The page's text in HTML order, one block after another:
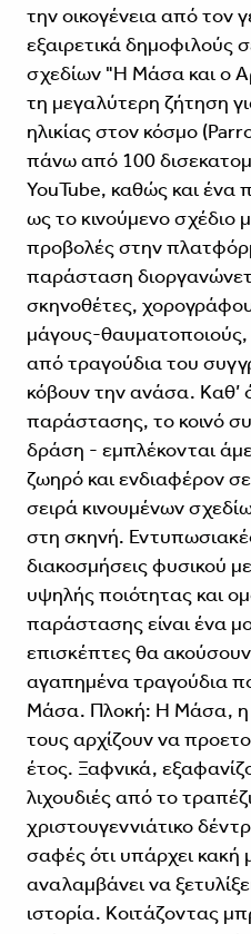
την οικογένεια από τον
εξαιρετικά δημοφιλούς
σχεδίων "Η Μάσα και ο
τη μεγαλύτερη ζήτηση
ηλικίας στον κόσμο
πάνω από 100
YouTube, καθώς και ένα
ως το κινούμενο σχέδιο
προβολές στην
παράσταση
σκηνοθέτες,
μάγους-
από τραγούδια του
κόβουν την ανάσα. Καθ’
παράστασης, το κοινό
δράση - εμπλέκονται
ζωηρό και ενδιαφέρον
σειρά κινουμένων
στη σκηνή.
διακοσμήσεις φυσικού
υψηλής ποιότητας και
παράστασης είναι ένα
επισκέπτες θα
αγαπημένα τραγούδια
Μάσα. ‎Πλοκή: Η Μάσα, η
τους αρχίζουν να
έτος. Ξαφνικά,
λιχουδιές από το
χριστουγεννιάτικο
σαφές ότι υπάρχει
αναλαμβάνει να
ιστορία. Κοιτάζοντας